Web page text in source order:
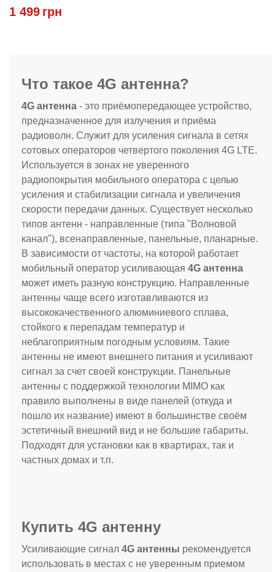
1 499 грн
Что такое 4G антенна?
4G антенна - это приёмопередающее устройство,
предназначенное для излучения и приёма
радиоволн. Служит для усиления сигнала в сетях
сотовых операторов четвертого поколения 4G LTE.
Используется в зонах не уверенного
радиопокрытия мобильного оператора с целью
усиления и стабилизации сигнала и увеличения
скорости передачи данных. Существует несколько
типов антенн - направленные (типа "Волновой
канал"), всенаправленные, панельные, планарные.
В зависимости от частоты, на которой работает
мобильный оператор усиливающая 4G антенна
может иметь разную конструкцию. Направленные
антенны чаще всего изготавливаются из
высококачественного алюминиевого сплава,
стойкого к перепадам температур и
неблагоприятным погодным условиям. Такие
антенны не имеют внешнего питания и усиливают
сигнал за счет своей конструкции. Панельные
антенны с поддержкой технологии MIMO как
правило выполнены в виде панелей (откуда и
пошло их название) имеют в большинстве своём
эстетичный внешний вид и не большие габариты.
Подходят для установки как в квартирах, так и
частных домах и т.п.
Купить 4G антенну
Усиливающие сигнал 4G антенны рекомендуется
использовать в местах с не уверенным приемом